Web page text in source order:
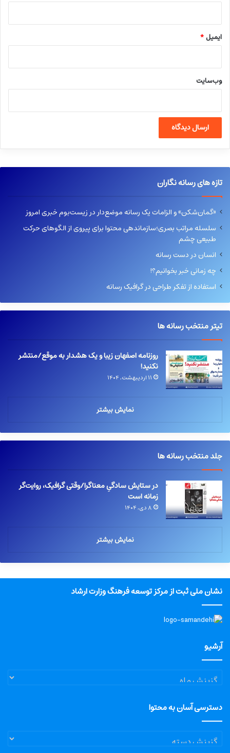
ایمیل*
وب‌سایت
تازه های رسانه نگاران
«گمان‌شکن» و الزامات یک رسانه موضع‌دار در زیست‌بوم خبری امروز
سلسله مراتب بصری؛سازماندهی محتوا برای پیروی از الگوهای حرکت
طبیعی چشم
انسان در دست رسانه
چه زمانی خبر بخوانیم؟!
استفاده از تفکر طراحی در گرافیک رسانه
تیتر منتخب رسانه ها
روزنامه اصفهان زیبا و یک هشدار به موقع/منتشر
نکنید!
۱۱ اردیبهشت, ۱۴۰۴
نمایش بیشتر
جلد منتخب رسانه ها
در ستایش سادگیِ معناگرا/وقتی گرافیک، روایت‌گر
زمانه است
۸ دی, ۱۴۰۴
نمایش بیشتر
نشان ملی ثبت از مرکز توسعه فرهنگ وزارت ارشاد
آرشیو
آرشیو
دسترسی آسان به محتوا
دسترسی
آسان